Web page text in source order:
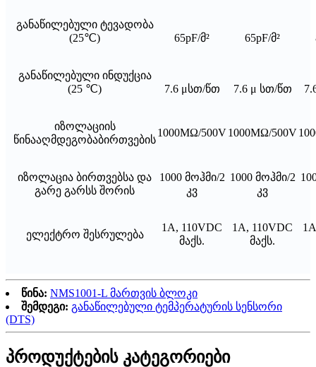
განაწილებული ტევადობა
(25℃)
65pF/მ² 65pF/მ²
განაწილებული ინდუქცია
(25 ℃)
7.6 μსთ/წთ 7.6 μ სთ/წთ
იზოლაციის
წინააღმდეგობაბირთვების
1000MΩ/500V1000MΩ/500V
იზოლაცია ბირთვებსა და
გარე გარსს შორის
1000 მოჰმი/2
კვ
1000 მოჰმი/2
კვ
ელექტრო შესრულება
1A, 110VDC
მაქს.
1A, 110VDC
მაქს.
წინა: NMS1001-L მართვის ბლოკი
შემდეგი: განაწილებული ტემპერატურის სენსორი
(DTS)
პროდუქტების კატეგორიები